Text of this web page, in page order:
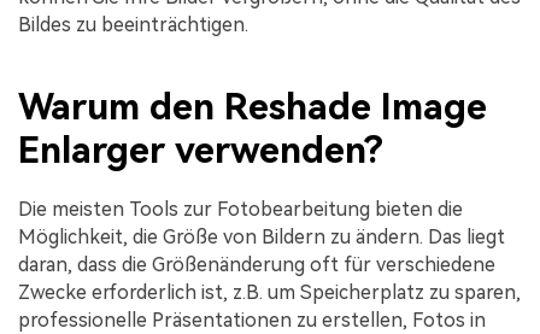
Bildes zu beeinträchtigen.
Warum den Reshade Image
Enlarger verwenden?
Die meisten Tools zur Fotobearbeitung bieten die
Möglichkeit, die Größe von Bildern zu ändern. Das liegt
daran, dass die Größenänderung oft für verschiedene
Zwecke erforderlich ist, z.B. um Speicherplatz zu sparen,
professionelle Präsentationen zu erstellen, Fotos in